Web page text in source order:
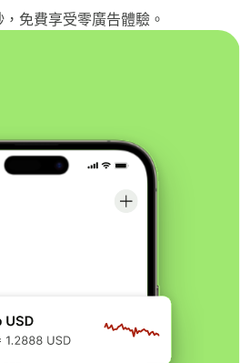
免費享受零廣告體驗。